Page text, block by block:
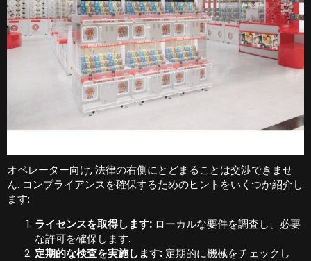
オペレーター向け, 法律の右側にとどまることは交渉できませ
ん. コンプライアンスを確保するためのヒントをいくつか紹介し
ます:
ライセンスを取得します: ローカルな要件を調査し、必要
な許可を確保します.
定期的な検査を実施します: 定期的に機械をチェックし